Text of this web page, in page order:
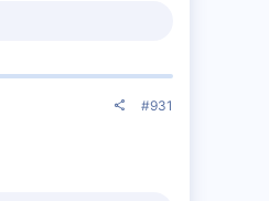
#931